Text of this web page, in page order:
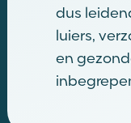
dus
luiers,
en